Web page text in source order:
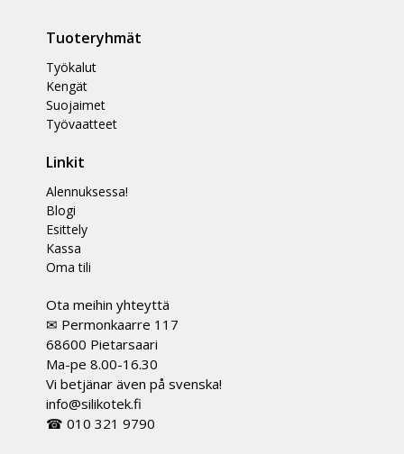
Tuoteryhmät
Työkalut
Kengät
Suojaimet
Työvaatteet
Linkit
Alennuksessa!
Blogi
Esittely
Kassa
Oma tili
Ota meihin yhteyttä
✉ Permonkaarre 117
68600 Pietarsaari
Ma-pe 8.00-16.30
Vi betjänar även på svenska!
info@silikotek.fi
☎ 010 321 9790